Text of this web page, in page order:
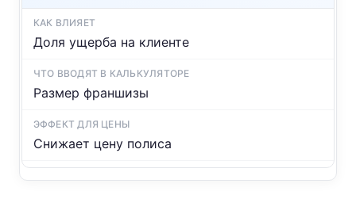
Доля ущерба на клиенте
Размер франшизы
Снижает цену полиса